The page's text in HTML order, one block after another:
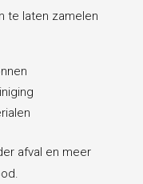
te laten zamelen
afval en meer